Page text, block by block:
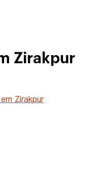
Zirakpur
Zirakpur